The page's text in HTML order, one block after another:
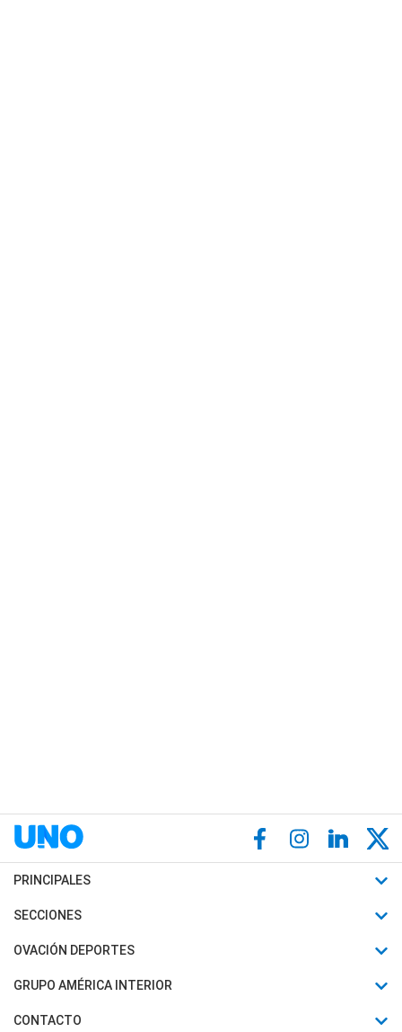
PRINCIPALES
Últimas Noticias
Política
SECCIONES
Horóscopo
Motores
OVACIÓN DEPORTES
Fútbol
Mundial
GRUPO AMÉRICA INTERIOR
Canal 7 en Vivo
CONTACTO